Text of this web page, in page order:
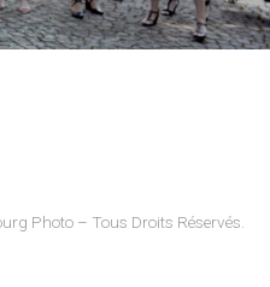
Photo – Tous Droits Réservés.